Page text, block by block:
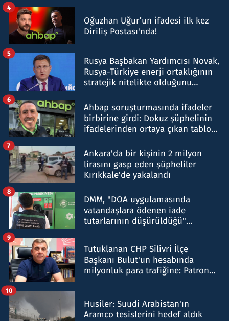
Oğuzhan Uğur’un ifadesi ilk kez
Diriliş Postası'nda!
4
Rusya Başbakan Yardımcısı Novak,
Rusya-Türkiye enerji ortaklığının
stratejik nitelikte olduğunu
5
Ahbap soruşturmasında ifadeler
birbirine girdi: Dokuz şüphelinin
ifadelerinden ortaya çıkan tablo
6
Ankara'da bir kişinin 2 milyon
lirasını gasp eden şüpheliler
Kırıkkale'de yakalandı
7
DMM, "DOA uygulamasında
vatandaşlara ödenen iade
tutarlarının düşürüldüğü"
8
Tutuklanan CHP Silivri İlçe
Başkanı Bulut'un hesabında
milyonluk para trafiğine: Patron
9
Husiler: Suudi Arabistan'ın
Aramco tesislerini hedef aldık
10